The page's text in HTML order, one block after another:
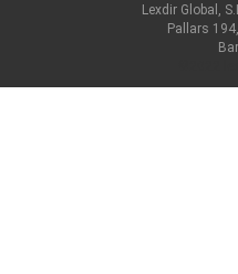
Lexdir Global,
Pallars